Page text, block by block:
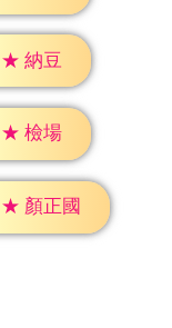
★ 納豆
★ 檢場
★ 顏正國